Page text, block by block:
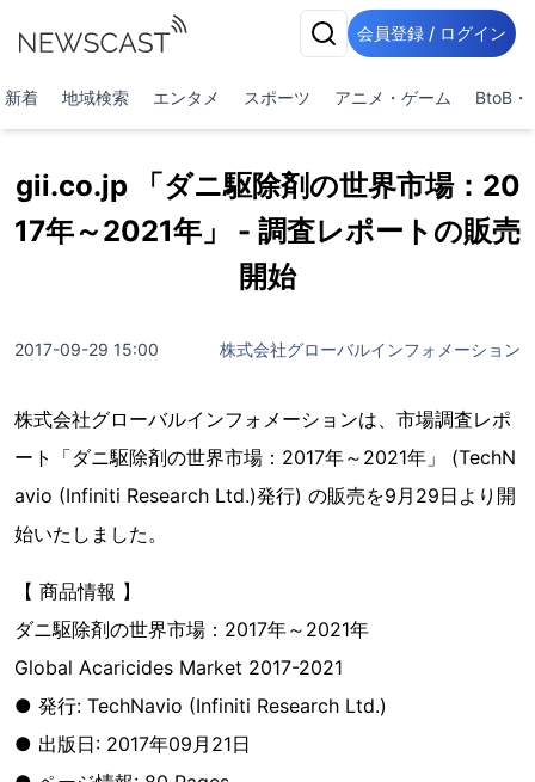
会員登録 / ログイン
新着 地域検索 エンタメ スポーツ アニメ・ゲーム BtoB・
gii.co.jp 「ダニ駆除剤の世界市場：20
17年～2021年」 - 調査レポートの販売
開始
2017-09-29 15:00 株式会社グローバルインフォメーション
株式会社グローバルインフォメーションは、市場調査レポ
ート「ダニ駆除剤の世界市場：2017年～2021年」 (TechN
avio (Infiniti Research Ltd.)発行) の販売を9月29日より開
始いたしました。
【 商品情報 】
ダニ駆除剤の世界市場：2017年～2021年
Global Acaricides Market 2017-2021
● 発行: TechNavio (Infiniti Research Ltd.)
● 出版日: 2017年09月21日